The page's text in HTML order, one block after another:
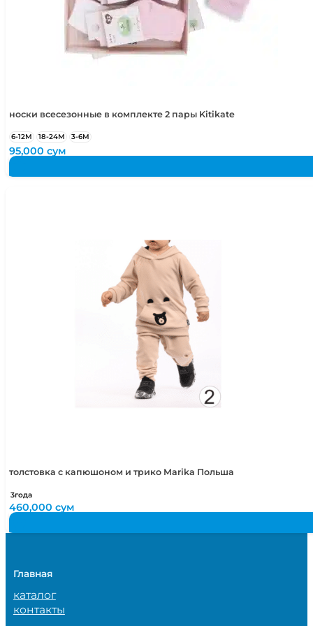
носки всесезонные в комплекте 2 пары Kitikate
6-12М 18-24М 3-6М
95,000сум
толстовка с капюшоном и трико Marika Польша
3года
460,000сум
Главная
каталог
контакты